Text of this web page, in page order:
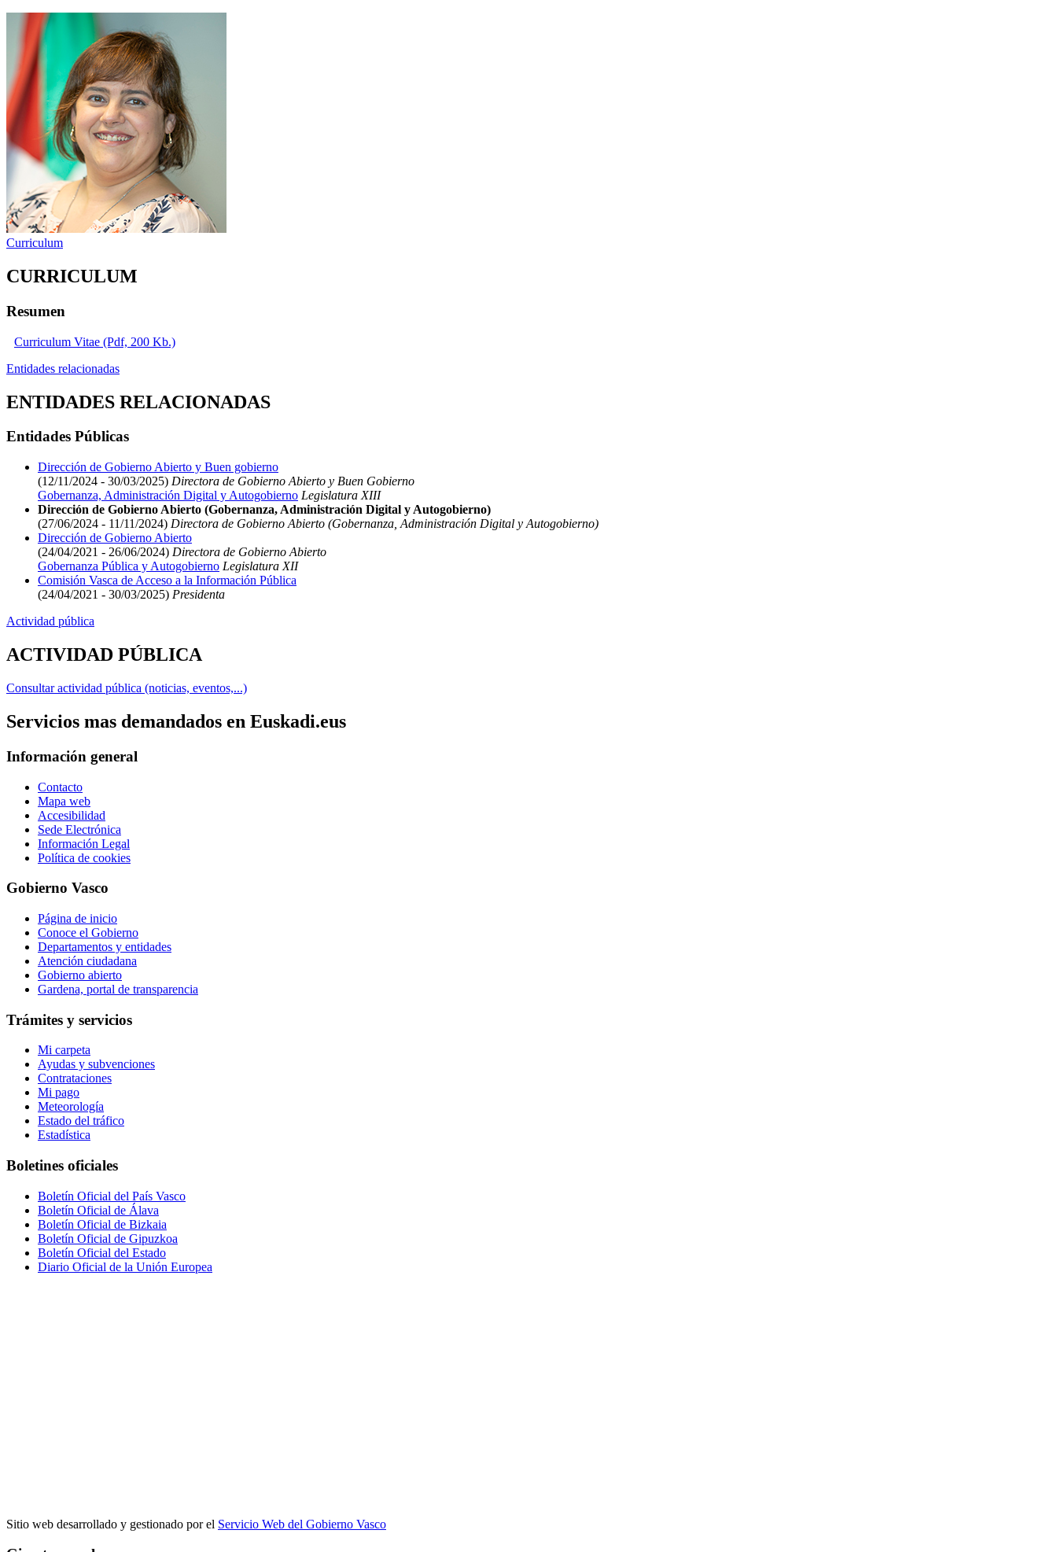
Curriculum
CURRICULUM
Resumen
Curriculum Vitae (Pdf, 200 Kb.)
Entidades relacionadas
ENTIDADES RELACIONADAS
Entidades Públicas
Dirección de Gobierno Abierto y Buen gobierno
(12/11/2024 - 30/03/2025) Directora de Gobierno Abierto y Buen Gobierno
Gobernanza, Administración Digital y Autogobierno Legislatura XIII
Dirección de Gobierno Abierto (Gobernanza, Administración Digital y Autogobierno)
(27/06/2024 - 11/11/2024) Directora de Gobierno Abierto (Gobernanza, Administración Digital y Autogobierno)
Dirección de Gobierno Abierto
(24/04/2021 - 26/06/2024) Directora de Gobierno Abierto
Gobernanza Pública y Autogobierno Legislatura XII
Comisión Vasca de Acceso a la Información Pública
(24/04/2021 - 30/03/2025) Presidenta
Actividad pública
ACTIVIDAD PÚBLICA
Consultar actividad pública (noticias, eventos,...)
Servicios mas demandados en Euskadi.eus
Información general
Contacto
Mapa web
Accesibilidad
Sede Electrónica
Información Legal
Política de cookies
Gobierno Vasco
Página de inicio
Conoce el Gobierno
Departamentos y entidades
Atención ciudadana
Gobierno abierto
Gardena, portal de transparencia
Trámites y servicios
Mi carpeta
Ayudas y subvenciones
Contrataciones
Mi pago
Meteorología
Estado del tráfico
Estadística
Boletines oficiales
Boletín Oficial del País Vasco
Boletín Oficial de Álava
Boletín Oficial de Bizkaia
Boletín Oficial de Gipuzkoa
Boletín Oficial del Estado
Diario Oficial de la Unión Europea
Sitio web desarrollado y gestionado por el Servicio Web del Gobierno Vasco